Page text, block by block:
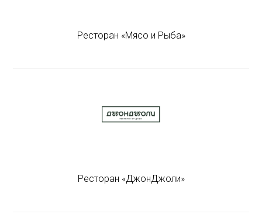
Ресторан «Мясо и Рыба»
Ресторан «ДжонДжоли»